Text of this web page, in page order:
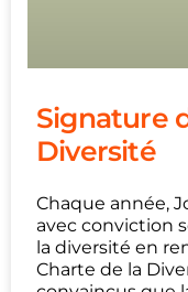
Signature
Diversité
Chaque année,
avec conviction
la diversité en
Charte de la